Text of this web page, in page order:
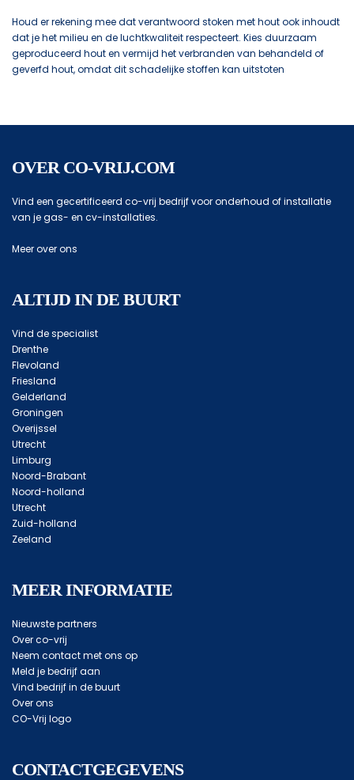
Houd er rekening mee dat verantwoord stoken met hout ook inhoudt
dat je het milieu en de luchtkwaliteit respecteert. Kies duurzaam
geproduceerd hout en vermijd het verbranden van behandeld of
geverfd hout, omdat dit schadelijke stoffen kan uitstoten
OVER CO-VRIJ.COM
Vind een gecertificeerd co-vrij bedrijf voor onderhoud of installatie
van je gas- en cv-installaties.
Meer over ons
ALTIJD IN DE BUURT
Vind de specialist
Drenthe
Flevoland
Friesland
Gelderland
Groningen
Overijssel
Utrecht
Limburg
Noord-Brabant
Noord-holland
Utrecht
Zuid-holland
Zeeland
MEER INFORMATIE
Nieuwste partners
Over co-vrij
Neem contact met ons op
Meld je bedrijf aan
Vind bedrijf in de buurt
Over ons
CO-Vrij logo
CONTACTGEGEVENS